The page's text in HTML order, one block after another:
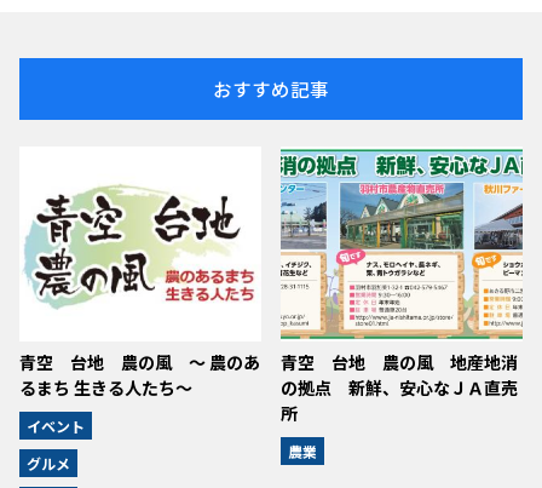
おすすめ記事
青空 台地 農の風 ～ 農のあ
るまち 生きる人たち～
イベント
グルメ
青空 台地 農の風 地産地消
の拠点 新鮮、安心なＪＡ直売
所
農業